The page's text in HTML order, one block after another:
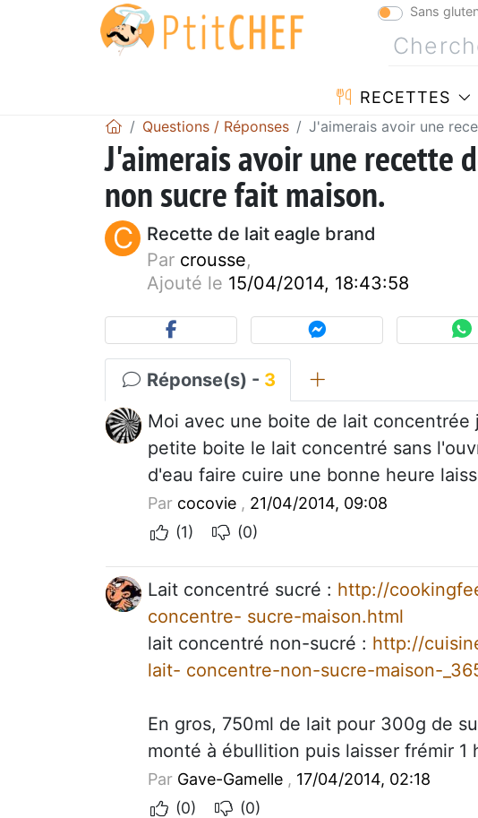
Sans
RECETTES
Questions / Réponses J'aimerais avoir une
J'aimerais avoir une recette
non sucre fait maison.
C
Recette de lait eagle brand
Par crousse,
Ajouté le 15/04/2014, 18:43:58
Réponse(s) - 3
Moi avec une boite de lait
petite boite le lait concentré sans
d'eau faire cuire une bonne heure
Par cocovie , 21/04/2014, 09:08
(1)
(0)
Lait concentré sucré : http://
concentre- sucre-maison.html
lait concentré non-sucré : http://
lait- concentre-non-sucre-maison-
En gros, 750ml de lait pour 300g de
monté à ébullition puis laisser frémir 1
Par Gave-Gamelle , 17/04/2014, 02:18
(0)
(0)